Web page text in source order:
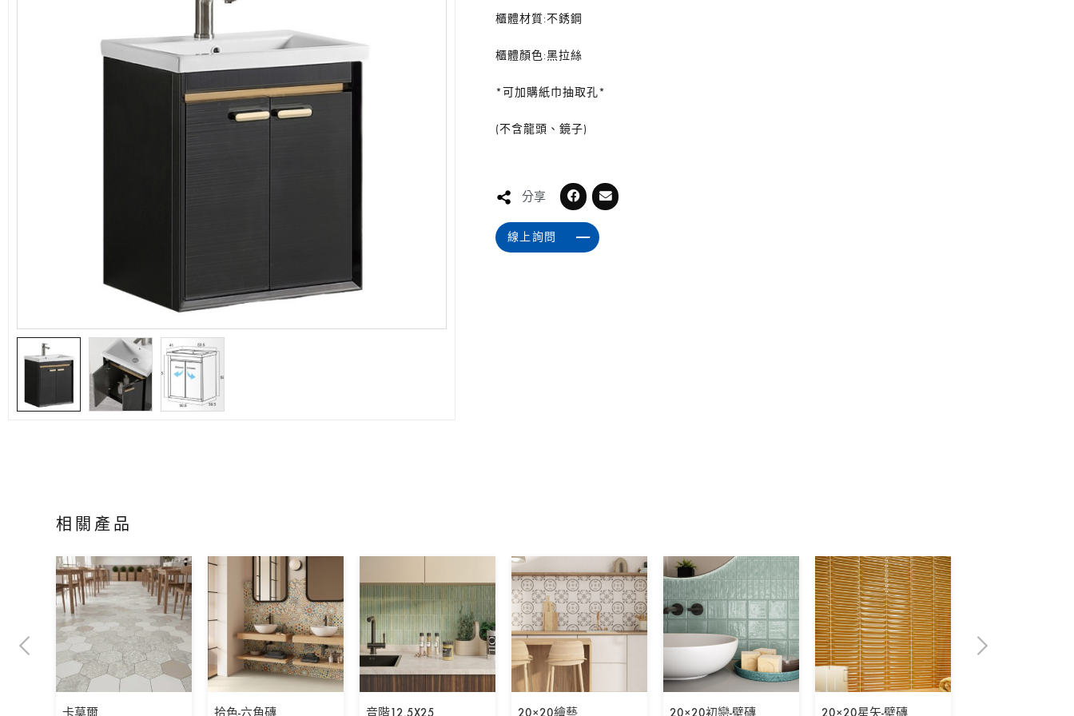
櫃體材質:不銹鋼
櫃體顏色:黑拉絲
*可加購紙巾抽取孔*
(不含龍頭、鏡子)
分享
線上詢問
相關產品
卡莫爾 拾色-六角磚 音階12.5X25 20×20繪藝 20×20初戀-壁磚 20×20星矢-壁磚